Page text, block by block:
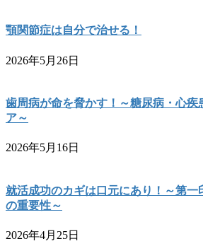
顎関節症は自分で治せる！
2026年5月26日
歯周病が命を脅かす！～糖尿病・心疾
ア～
2026年5月16日
就活成功のカギは口元にあり！～第一
の重要性～
2026年4月25日